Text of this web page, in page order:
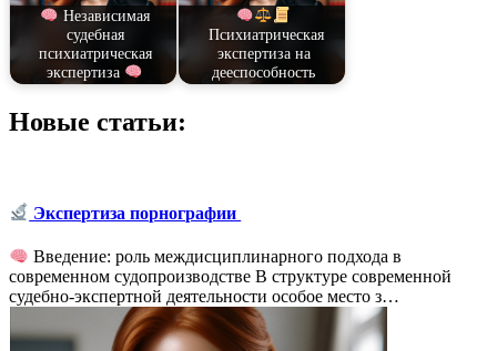
Независимая
судебная
психиатрическая
экспертиза
Психиатрическая
экспертиза на
дееспособность
Новые статьи:
Экспертиза порнографии
Введение: роль междисциплинарного подхода в
современном судопроизводстве В структуре современной
судебно-экспертной деятельности особое место з…